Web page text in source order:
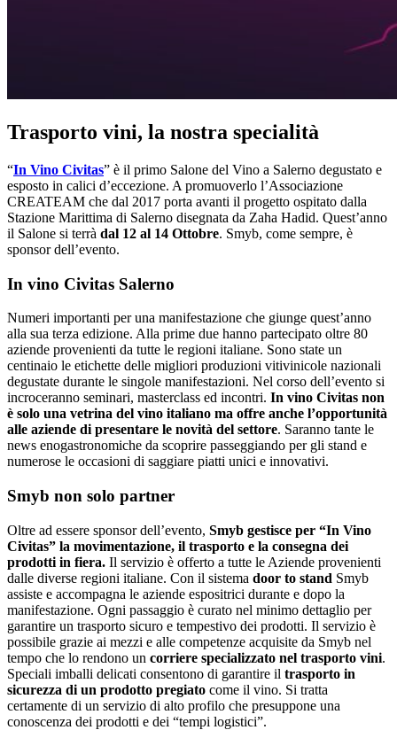
Trasporto vini, la nostra specialità
“In Vino Civitas” è il primo Salone del Vino a Salerno degustato e
esposto in calici d’eccezione. A promuoverlo l’Associazione
CREATEAM che dal 2017 porta avanti il progetto ospitato dalla
Stazione Marittima di Salerno disegnata da Zaha Hadid. Quest’anno
il Salone si terrà dal 12 al 14 Ottobre. Smyb, come sempre, è
sponsor dell’evento.
In vino Civitas Salerno
Numeri importanti per una manifestazione che giunge quest’anno
alla sua terza edizione. Alla prime due hanno partecipato oltre 80
aziende provenienti da tutte le regioni italiane. Sono state un
centinaio le etichette delle migliori produzioni vitivinicole nazionali
degustate durante le singole manifestazioni. Nel corso dell’evento si
incroceranno seminari, masterclass ed incontri. In vino Civitas non
è solo una vetrina del vino italiano ma offre anche l’opportunità
alle aziende di presentare le novità del settore. Saranno tante le
news enogastronomiche da scoprire passeggiando per gli stand e
numerose le occasioni di saggiare piatti unici e innovativi.
Smyb non solo partner
Oltre ad essere sponsor dell’evento, Smyb gestisce per “In Vino
Civitas” la movimentazione, il trasporto e la consegna dei
prodotti in fiera. Il servizio è offerto a tutte le Aziende provenienti
dalle diverse regioni italiane. Con il sistema door to stand Smyb
assiste e accompagna le aziende espositrici durante e dopo la
manifestazione. Ogni passaggio è curato nel minimo dettaglio per
garantire un trasporto sicuro e tempestivo dei prodotti. Il servizio è
possibile grazie ai mezzi e alle competenze acquisite da Smyb nel
tempo che lo rendono un corriere specializzato nel trasporto vini.
Speciali imballi delicati consentono di garantire il trasporto in
sicurezza di un prodotto pregiato come il vino. Si tratta
certamente di un servizio di alto profilo che presuppone una
conoscenza dei prodotti e dei “tempi logistici”.